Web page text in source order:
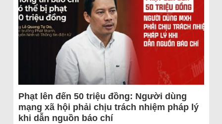
Phạt lên đến 50 triệu đồng: Người dùng
mạng xã hội phải chịu trách nhiệm pháp lý
khi dẫn nguồn báo chí